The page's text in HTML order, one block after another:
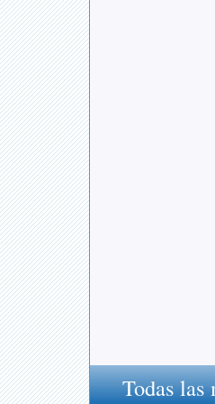
Todas las